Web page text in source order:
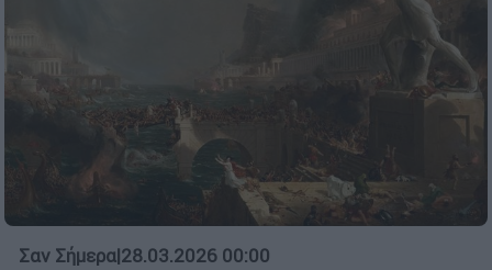
Σαν Σήμερα|28.03.2026 00:00